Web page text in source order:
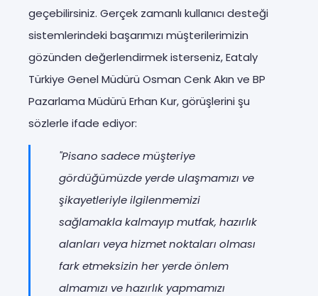
geçebilirsiniz. Gerçek zamanlı kullanıcı desteği
sistemlerindeki başarımızı müşterilerimizin
gözünden değerlendirmek isterseniz, Eataly
Türkiye Genel Müdürü Osman Cenk Akın ve BP
Pazarlama Müdürü Erhan Kur, görüşlerini şu
sözlerle ifade ediyor:
"Pisano sadece müşteriye
gördüğümüzde yerde ulaşmamızı ve
şikayetleriyle ilgilenmemizi
sağlamakla kalmayıp mutfak, hazırlık
alanları veya hizmet noktaları olması
fark etmeksizin her yerde önlem
almamızı ve hazırlık yapmamızı